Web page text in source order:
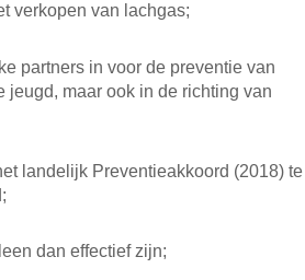
verkopen van lachgas;
partners in voor de preventie van
maar ook in de richting van
landelijk Preventieakkoord (2018) te
dan effectief zijn;